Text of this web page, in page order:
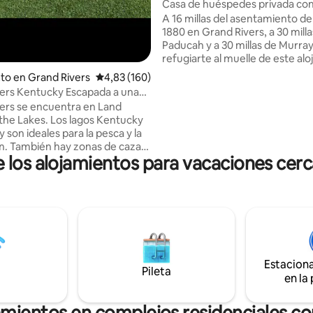
en Grand Rivers Calificación promedio: 4,83 de 5. 160
4,83 (160)
a una
se encuentra en Land
Lakes. Los lagos Kentucky
son ideales para la pesca y la
También hay zonas de caza
Patti's El centro de la
hole y golf hillbilly ya
Hay mucho espacio para
barco. Grand Rivers tiene algo
los gustos.
Casa de huéspedes privada
lago
A 16 millas del asentamiento
1880 en Grand Rivers, a 30
Paducah y a 30 millas de
refugiarte al muelle de este
Esta es la escapada perfecta
alojamientos para vacaciones
Pileta
en la